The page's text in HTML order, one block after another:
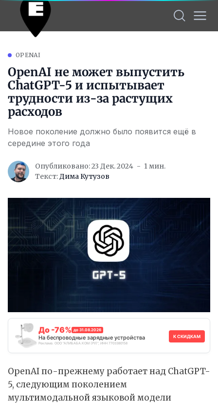
OPENAI
OpenAI не может выпустить
ChatGPT-5 и испытывает
трудности из-за растущих
расходов
Новое поколение должно было появится ещё в
середине этого года
Опубликовано: 23 Дек. 2024
1 мин.
Текст:Дима Кутузов
До -76% до 31.08.2026
На беспроводные зарядные устройства
Реклама. ООО "АЛИБАБА.КОМ (РУ)", ИНН 7703380158
К СКИДКАМ
OpenAI по-прежнему работает над ChatGPT-
5, следующим поколением
мультимодальной языковой модели